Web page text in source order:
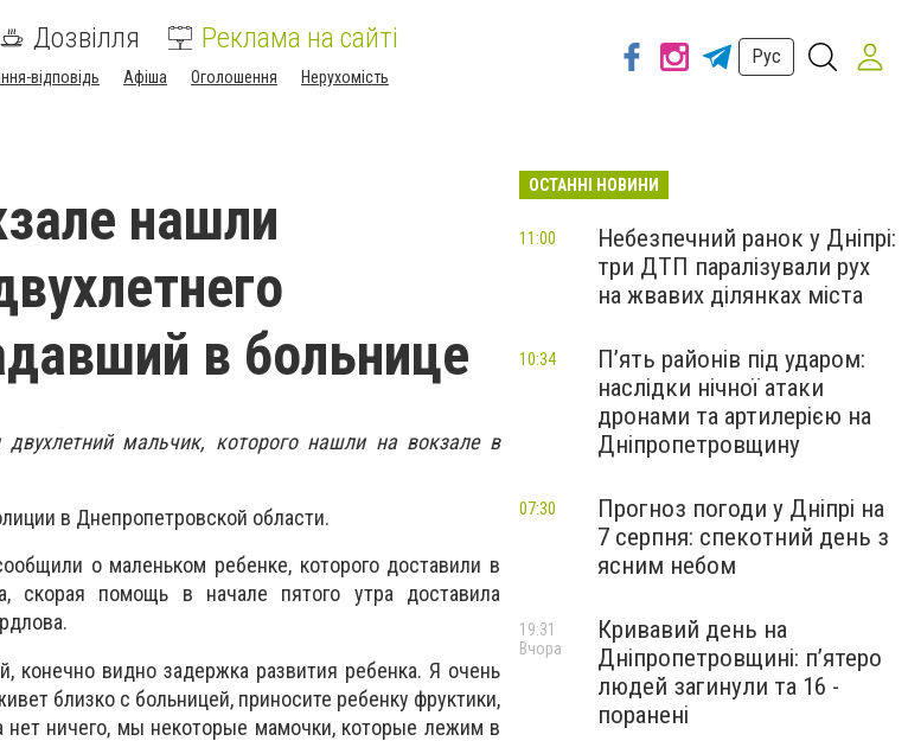
Дозвілля Реклама на сайті
відповідь Афіша Оголошення Нерухомість
Рус
нашли
в больнице
двухлетний мальчик, которого нашли на вокзале в
в Днепропетровской области.
о маленьком ребенке, которого доставили в
скорая помощь в начале пятого утра доставила
конечно видно задержка развития ребенка. Я очень
близко с больницей, приносите ребенку фруктики,
нет ничего, мы некоторые мамочки, которые лежим в
ОСТАННІ НОВИНИ
Небезпечний ранок у Дніпрі:
три ДТП паралізували рух
на жвавих ділянках міста
11:00
П’ять районів під ударом:
наслідки нічної атаки
дронами та артилерією на
Дніпропетровщину
10:34
Прогноз погоди у Дніпрі на
7 серпня: спекотний день з
ясним небом
07:30
Кривавий день на
Дніпропетровщині: п’ятеро
людей загинули та 16 -
поранені
19:31
Вчора